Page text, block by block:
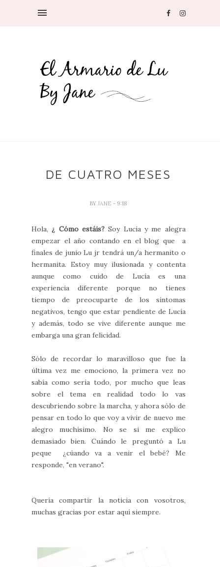
DE CUATRO MESES
BYJANE - 9:18
Hola, ¿ Cómo estáis?Soy Lucía y me alegra
empezar el año contando en el blog que a
finales de junio Lu jr tendrá un/a hermanito o
hermanita. Estoy muy ilusionada y contenta
aunque como cuido de Lucía es una
experiencia diferente porque no tienes
tiempo de preocuparte de los síntomas
negativos, tengo que estar pendiente de Lucía
y además, todo se vive diferente aunque me
embarga una gran felicidad.
Sólo de recordar lo maravilloso que fue la
última vez me emociono, la primera vez no
sabía como sería todo, por mucho que leas
sobre el tema en realidad todo lo vas
descubriendo sobre la marcha, y ahora sólo de
pensar en todo lo que voy a vivir de nuevo me
alegro muchísimo. No se si me explico
demasiado bien. Cuándo le preguntó a Lu
peque ¿cúando va a venir el bebé? Me
responde, "en verano".
Quería compartir la noticia con vosotros,
muchas gracias por estar aquí siempre.